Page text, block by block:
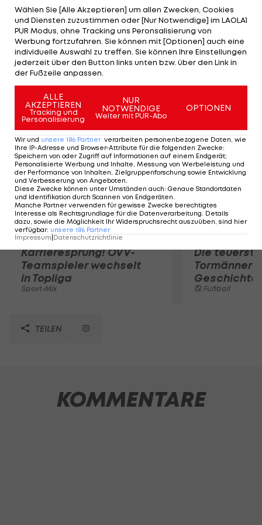
Platz landet der beste Basketballer der
Gegenwart, LeBron James. Mit Maria Sharapova
als Vierte und Li Na als Achte landen zwei Frauen
in den Top Ten. Cristiano Ronaldo wird mit einem
Wert von 13 Mio. unmittelbar vor Lionel Messi als
Neunter geführt.
Mehr zum Thema
Karrieresprung! ÖVV-
Teamspieler wechselt
in Topliga
Sport-Mix
Die
Tormänner
Geschichte
Fußball
TEILEN
KOMMENTARE
Wählen Sie [Alle Akzeptieren] um allen Zwecken, Cookies
und Diensten zuzustimmen oder [Nur Notwendige] im LAOLA1
PUR Modus, ohne Tracking uns Peronsalisierung von
Werbung fortzufahren. Sie können mit [Optionen] auch eine
individuelle Auswahl zu treffen. Sie können Ihre Einstellungen
jederzeit über den Button links unten bzw. über den Link in
der Fußzeile anpassen.
ALLE
AKZEPTIEREN
Tracking und
Personalisierung
NUR
NOTWENDIGE
Weiter mit PUR-Abo
OPTIONEN
Wir und unsere 186 Partner verarbeiten personenbezogene Daten, wie
Ihre IP-Adresse und Browser-Attribute für die folgenden Zwecke:
Speichern von oder Zugriff auf Informationen auf einem Endgerät;
Personalisierte Werbung und Inhalte, Messung von Werbeleistung und
der Performance von Inhalten, Zielgruppenforschung sowie Entwicklung
und Verbesserung von Angeboten.
Diese Zwecke können unter Umständen auch: Genaue Standortdaten
und Identifikation durch Scannen von Endgeräten.
Manche Partner verwenden für gewisse Zwecke berechtigtes
Interesse als Rechtsgrundlage für die Datenverarbeitung. Details
dazu, sowie die Möglichkeit Ihr Widerspruchsrecht auszuüben, sind hier
verfügbar: unsere 186 Partner
Impressum Datenschutzrichtlinie